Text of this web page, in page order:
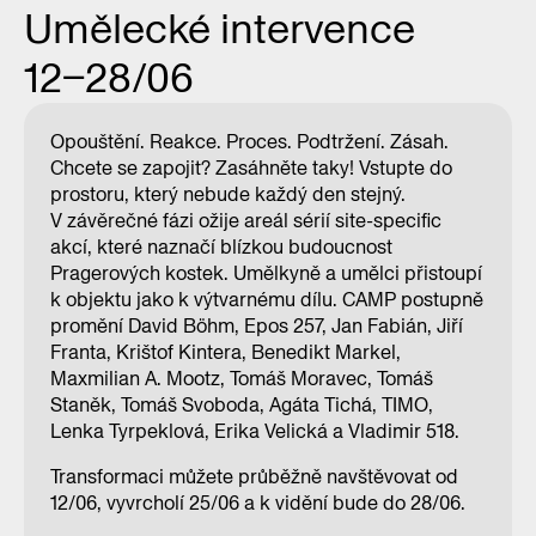
Umělecké intervence
12–28/06
Opouštění. Reakce. Proces. Podtržení. Zásah.
Chcete se zapojit? Zasáhněte taky! Vstupte do
prostoru, který nebude každý den stejný.
V závěrečné fázi ožije areál sérií site-specific
akcí, které naznačí blízkou budoucnost
Pragerových kostek. Umělkyně a umělci přistoupí
k objektu jako k výtvarnému dílu. CAMP postupně
promění David Böhm, Epos 257, Jan Fabián, Jiří
Franta, Krištof Kintera, Benedikt Markel,
Maxmilian A. Mootz, Tomáš Moravec, Tomáš
Staněk, Tomáš Svoboda, Agáta Tichá, TIMO,
Lenka Tyrpeklová, Erika Velická a Vladimir 518.
Transformaci můžete průběžně navštěvovat od
12/06, vyvrcholí 25/06 a k vidění bude do 28/06.